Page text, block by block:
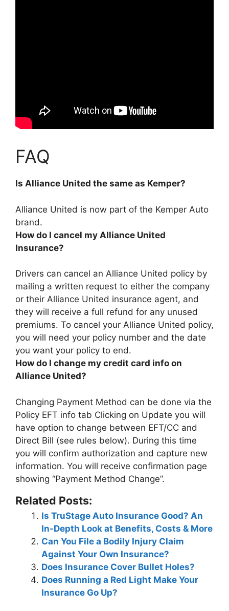
FAQ
Is Alliance United the same as Kemper?
Alliance United is now part of the Kemper Auto
brand.
How do I cancel my Alliance United
Insurance?
Drivers can cancel an Alliance United policy by
mailing a written request to either the company
or their Alliance United insurance agent, and
they will receive a full refund for any unused
premiums. To cancel your Alliance United policy,
you will need your policy number and the date
you want your policy to end.
How do I change my credit card info on
Alliance United?
Changing Payment Method can be done via the
Policy EFT info tab Clicking on Update you will
have option to change between EFT/CC and
Direct Bill (see rules below). During this time
you will confirm authorization and capture new
information. You will receive confirmation page
showing “Payment Method Change”.
Related Posts:
Is TruStage Auto Insurance Good? An
In-Depth Look at Benefits, Costs & More
Can You File a Bodily Injury Claim
Against Your Own Insurance?
Does Insurance Cover Bullet Holes?
Does Running a Red Light Make Your
Insurance Go Up?